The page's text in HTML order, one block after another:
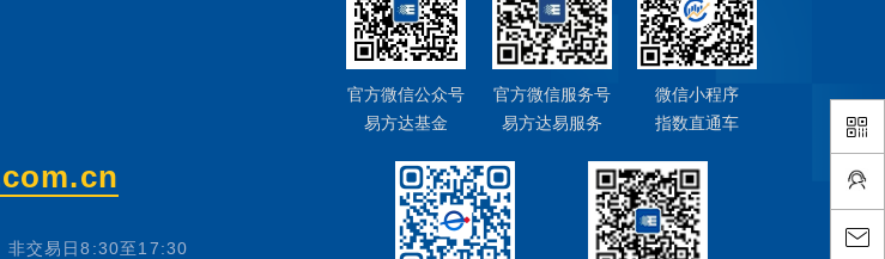
非交易日8:30至17:30
官方微信公众号
易方达基金
官方微信服务号
易方达易服务
微信小程序
指数直通车